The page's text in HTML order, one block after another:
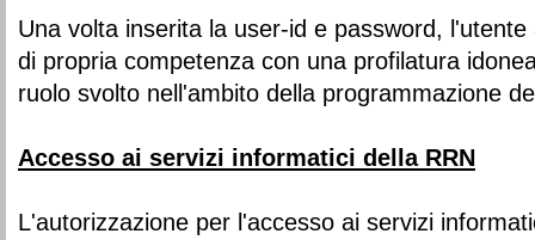
Una volta inserita la user-id e password,
di propria competenza con una profilatura
ruolo svolto nell'ambito della programmazione
Accesso ai servizi informatici della RRN
L'autorizzazione per l'accesso ai servizi